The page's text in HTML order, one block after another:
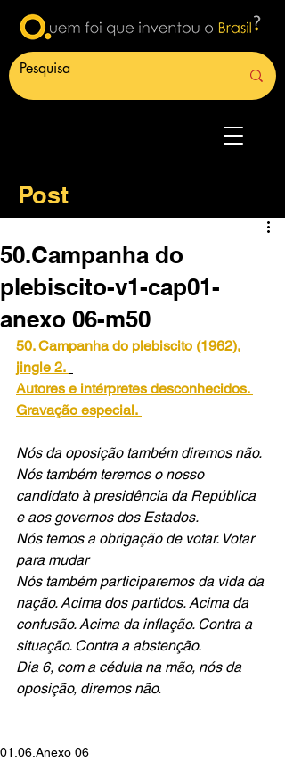
Post
50.Campanha do
plebiscito-v1-cap01-
anexo 06-m50
50. Campanha do plebiscito (1962),
jingle 2.
Autores e intérpretes desconhecidos.
Gravação especial.
Nós da oposição também diremos não.
Nós também teremos o nosso
candidato à presidência da República
e aos governos dos Estados.
Nós temos a obrigação de votar. Votar
para mudar
Nós também participaremos da vida da
nação. Acima dos partidos. Acima da
confusão. Acima da inflação. Contra a
situação. Contra a abstenção.
Dia 6, com a cédula na mão, nós da
oposição, diremos não.
01.06.Anexo 06